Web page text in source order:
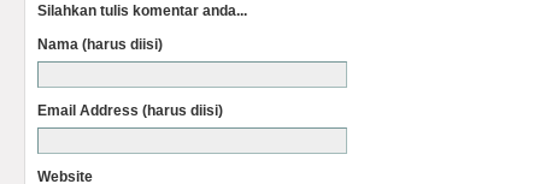
Silahkan tulis komentar anda...
Nama (harus diisi)
Email Address (harus diisi)
Website